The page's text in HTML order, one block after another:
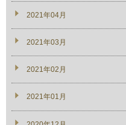
2021年04月
2021年03月
2021年02月
2021年01月